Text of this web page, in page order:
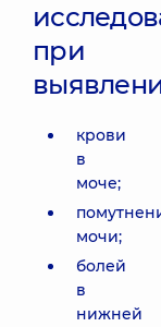
при
крови
в
моче;
мочи;
болей
в
нижней